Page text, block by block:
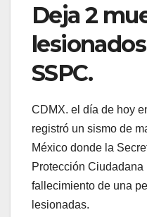
Deja 2
SSPC.
CDMX. el día de hoy
registró un sismo de
México donde la
Protección Ciudadana
fallecimiento de una
lesionadas.